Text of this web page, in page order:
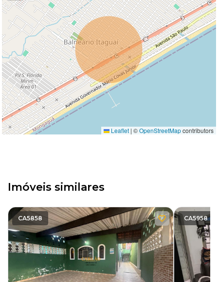
Leaflet | ©OpenStreetMapcontributors
Imóveis similares
CA5858 CA5958